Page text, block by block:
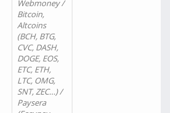
Webmoney /
Bitcoin,
Altcoins
(BCH, BTG,
CVC, DASH,
DOGE, EOS,
ETC, ETH,
LTC, OMG,
SNT, ZEC…) /
Paysera